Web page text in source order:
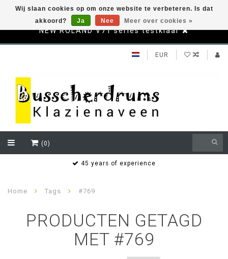
NEW ROLAND V71 series testklaar
EUR
(0)
45 years of experience
Home Tags #769
PRODUCTEN GETAGD
MET #769
Wij slaan cookies op om onze website te verbeteren. Is dat
akkoord?
Ja Nee Meer over cookies »